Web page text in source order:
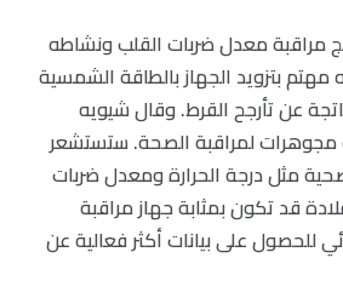
معدل ضربات القلب ونشاطه
بتزويد الجهاز بالطاقة الشمسية
عن تأرجح القرط. وقال شيويه
مجوهرات لمراقبة الصحة. ستستشعر
مثل درجة الحرارة ومعدل ضربات
قد تكون بمثابة جهاز مراقبة
للحصول على بيانات أكثر فعالية عن